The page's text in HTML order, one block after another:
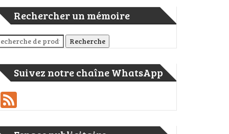
Rechercher un mémoire
pour : Recherche
Suivez notre chaîne WhatsApp